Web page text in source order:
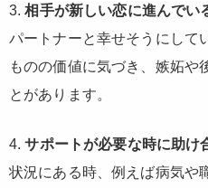
3.相手が新しい恋に進んでい
パートナーと幸せそうにして
ものの価値に気づき、嫉妬や
とがあります。
4.サポートが必要な時に助け
状況にある時、例えば病気や